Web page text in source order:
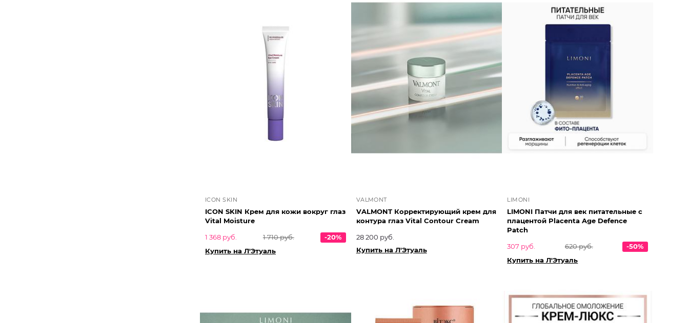
ICON SKIN
ICON SKIN Крем для кожи вокруг глаз
Vital Moisture
1 368 руб.
1 710 руб.
-20%
Купить на Л'Этуаль
VALMONT
VALMONT Корректирующий крем для
контура глаз Vital Contour Cream
28 200 руб.
Купить на Л'Этуаль
LIMONI
LIMONI Патчи для век питательные с
плацентой Placenta Age Defence
Patch
307 руб.
620 руб.
-50%
Купить на Л'Этуаль